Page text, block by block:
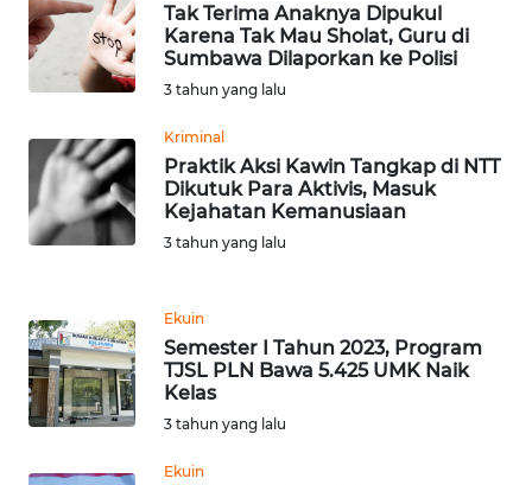
Tak Terima Anaknya Dipukul
Karena Tak Mau Sholat, Guru di
Sumbawa Dilaporkan ke Polisi
3 tahun yang lalu
Kriminal
Praktik Aksi Kawin Tangkap di NTT
Dikutuk Para Aktivis, Masuk
Kejahatan Kemanusiaan
3 tahun yang lalu
Ekuin
Semester I Tahun 2023, Program
TJSL PLN Bawa 5.425 UMK Naik
Kelas
3 tahun yang lalu
Ekuin
BARAT
WN
WN
SERAMBI
WN
WN
SULTRA
WN